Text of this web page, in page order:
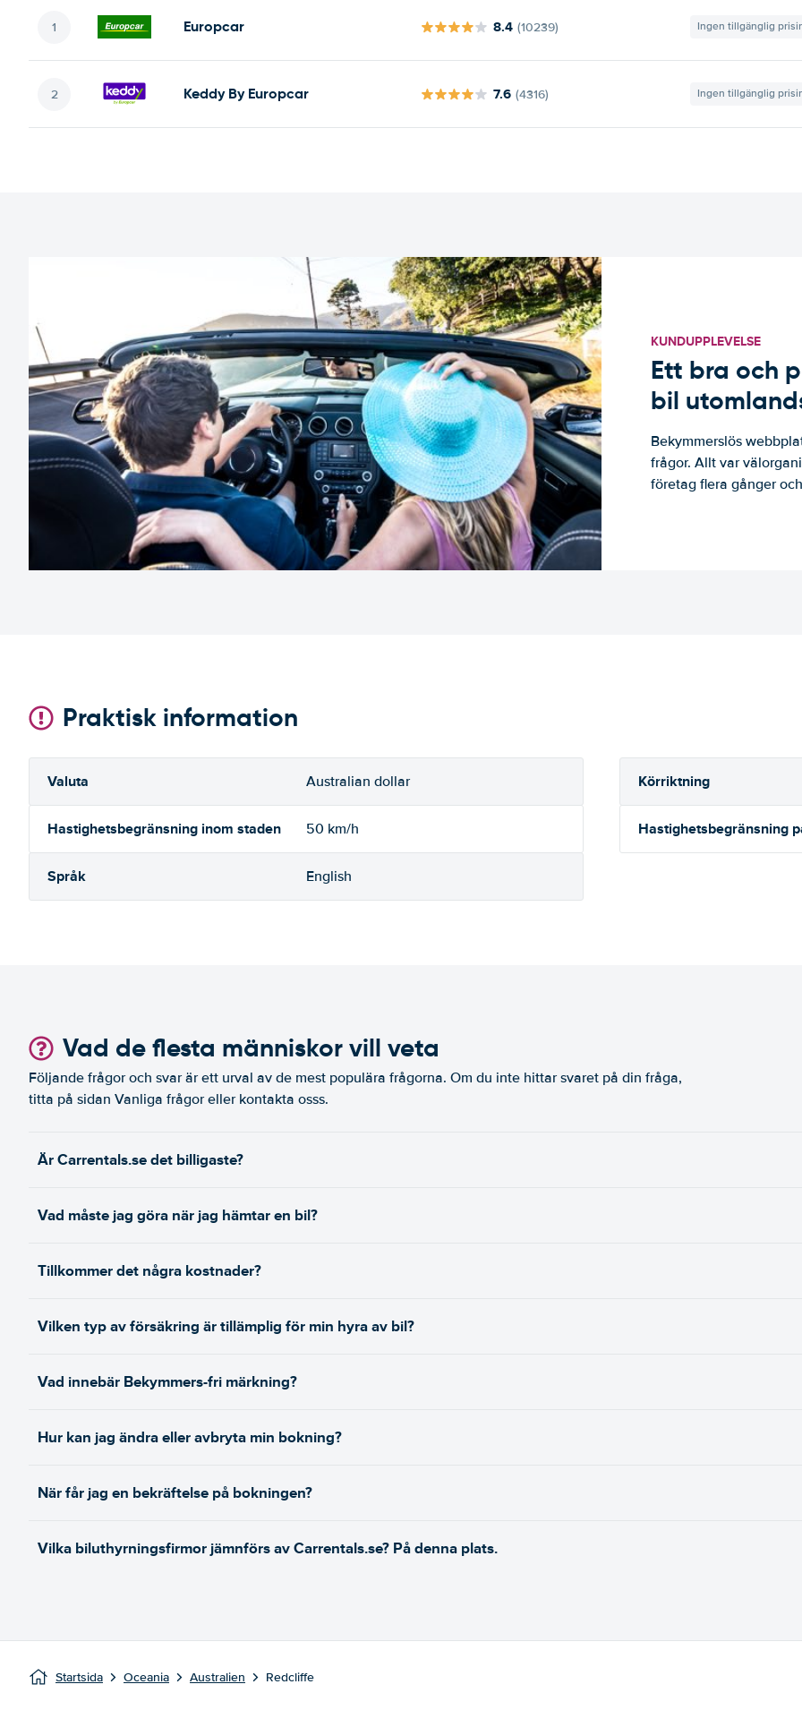
Europcar 8.4 (10239) Ingen tillgänglig
Keddy By Europcar 7.6 (4316) Ingen tillgänglig
KUNDUPPLEVELSE
Ett bra och
bil
Bekymmerslös
frågor. Allt var
företag flera gånger
Praktisk information
Valuta Australian dollar Körriktning
Hastighetsbegränsning inom staden 50 km/h Hastighetsbegränsning
Språk English
Vad de flesta människor vill veta
Följande frågor och svar är ett urval av de mest populära frågorna. Om du inte hittar svaret på din fråga,
titta på sidan Vanliga frågor eller kontakta osss.
Är Carrentals.se det billigaste?
Vad måste jag göra när jag hämtar en bil?
Tillkommer det några kostnader?
Vilken typ av försäkring är tillämplig för min hyra av bil?
Vad innebär Bekymmers-fri märkning?
Hur kan jag ändra eller avbryta min bokning?
När får jag en bekräftelse på bokningen?
Vilka biluthyrningsfirmor jämnförs av Carrentals.se? På denna plats.
Startsida Oceania Australien Redcliffe